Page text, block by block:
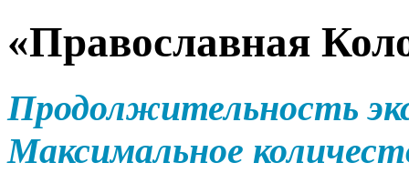
«Православная
Продолжительность
Максимальное